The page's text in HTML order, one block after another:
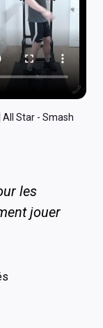
All Star - Smash
les
jouer